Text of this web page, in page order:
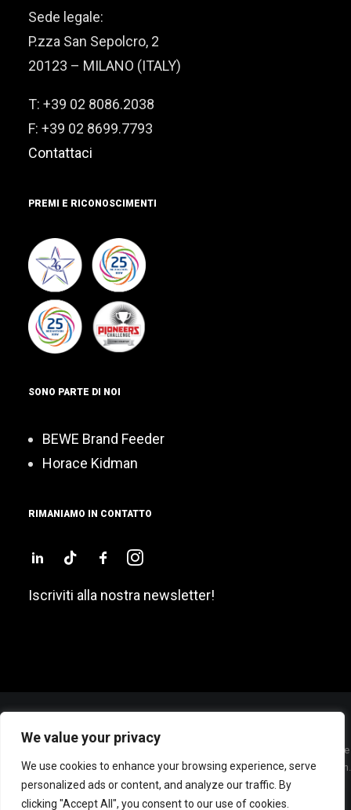
We value your privacy
We use cookies to enhance your browsing experience, serve
personalized ads or content, and analyze our traffic. By
clicking "Accept All", you consent to our use of cookies.
Sede legale:
P.zza San Sepolcro, 2
20123 – MILANO (ITALY)
T: +39 02 8086.2038
F: +39 02 8699.7793
Contattaci
PREMI E RICONOSCIMENTI
SONO PARTE DI NOI
BEWE Brand Feeder
Horace Kidman
RIMANIAMO IN CONTATTO
Iscriviti alla nostra newsletter!
Sede Legale: P.zza San Sepolcro, 2 – 20123 – MILANO (ITALY) – Cap. Sociale
€ 60.000 Int. Vers. – Cod. Fisc./P. IVA e Iscrizione Registro Imprese di Milano n.
07285800962 – R.E.A. MI 1948551 –
© BEWE Srl, tutti i diritti riservati | Privacy policy